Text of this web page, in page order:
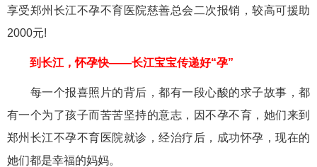
享受郑州长江不孕不育医院慈善总会二次报销，较高可援助
2000元!
到长江，怀孕快——长江宝宝传递好“孕”
每一个报喜照片的背后，都有一段心酸的求子故事，都
有一个为了孩子而苦苦坚持的意志，因不孕不育，她们来到
郑州长江不孕不育医院就诊，经治疗后，成功怀孕，现在的
她们都是幸福的妈妈。